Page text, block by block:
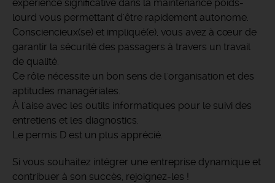
expérience significative dans la maintenance poids-
lourd vous permettant d'être rapidement autonome.
Consciencieux(se) et impliqué(e), vous avez à cœur de
garantir la sécurité des passagers à travers un travail
de qualité.
Ce rôle nécessite un bon sens de l'organisation et des
aptitudes managériales.
À l'aise avec les outils informatiques pour le suivi des
entretiens et les diagnostics.
Le permis D est un plus apprécié.
Si vous souhaitez intégrer une entreprise dynamique et
contribuer à son succès, rejoignez-les !